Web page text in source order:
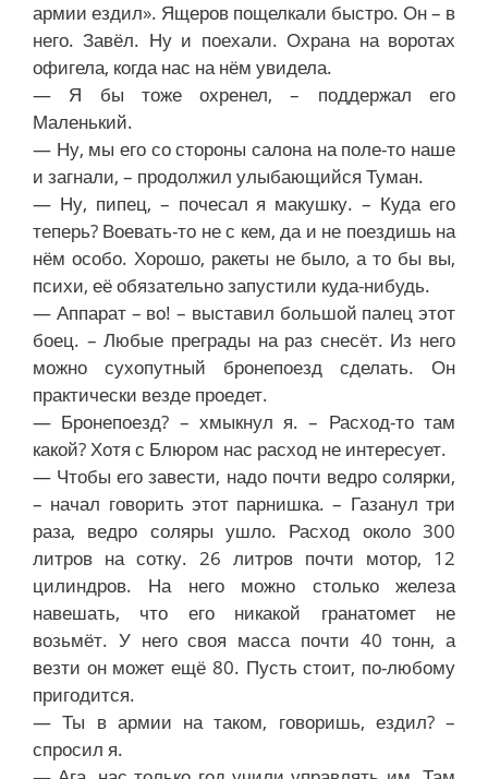
армии ездил». Ящеров пощелкали быстро. Он – в
него. Завёл. Ну и поехали. Охрана на воротах
офигела, когда нас на нём увидела.
— Я бы тоже охренел, – поддержал его
Маленький.
— Ну, мы его со стороны салона на поле-то наше
и загнали, – продолжил улыбающийся Туман.
— Ну, пипец, – почесал я макушку. – Куда его
теперь? Воевать-то не с кем, да и не поездишь на
нём особо. Хорошо, ракеты не было, а то бы вы,
психи, её обязательно запустили куда-нибудь.
— Аппарат – во! – выставил большой палец этот
боец. – Любые преграды на раз снесёт. Из него
можно сухопутный бронепоезд сделать. Он
практически везде проедет.
— Бронепоезд? – хмыкнул я. – Расход-то там
какой? Хотя с Блюром нас расход не интересует.
— Чтобы его завести, надо почти ведро солярки,
– начал говорить этот парнишка. – Газанул три
раза, ведро соляры ушло. Расход около 300
литров на сотку. 26 литров почти мотор, 12
цилиндров. На него можно столько железа
навешать, что его никакой гранатомет не
возьмёт. У него своя масса почти 40 тонн, а
везти он может ещё 80. Пусть стоит, по-любому
пригодится.
— Ты в армии на таком, говоришь, ездил? –
спросил я.